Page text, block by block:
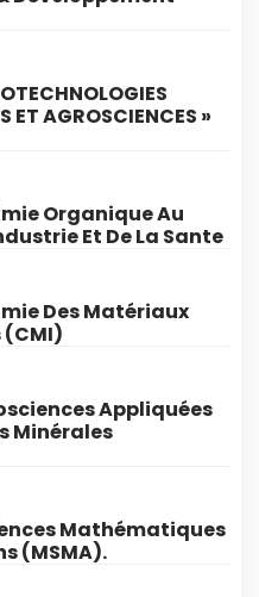
ET AGROSCIENCES »
Organique Au
Et De La Sante
Des Matériaux
Appliquées
Minérales
Mathématiques
(MSMA).